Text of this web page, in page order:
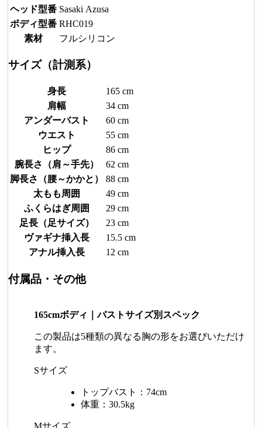
ヘッド型番 Sasaki Azusa
ボディ型番 RHC019
素材
フルシリコン
サイズ（計測系）
身長
165 cm
肩幅
34 cm
アンダーバスト
60 cm
ウエスト
55 cm
ヒップ
86 cm
腕長さ（肩～手先）
62 cm
脚長さ（腰～かかと）
88 cm
太もも周囲
49 cm
ふくらはぎ周囲
29 cm
足長（足サイズ）
23 cm
ヴァギナ挿入長
15.5 cm
アナル挿入長
12 cm
付属品・その他
165cmボディ｜バストサイズ別スペック
この製品は5種類の異なる胸の形をお選びいただけ
ます。
Sサイズ
トップバスト：74cm
体重：30.5kg
Mサイズ